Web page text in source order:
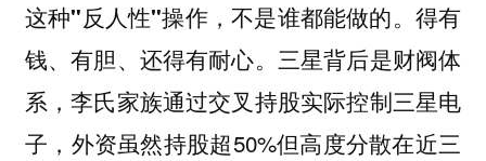
这种"反人性"操作，不是谁都能做的。得有
钱、有胆、还得有耐心。 三星背后是财阀体
系，李氏家族通过交叉持股实际控制三星电
子，外资虽然持股超50%但高度分散在近三